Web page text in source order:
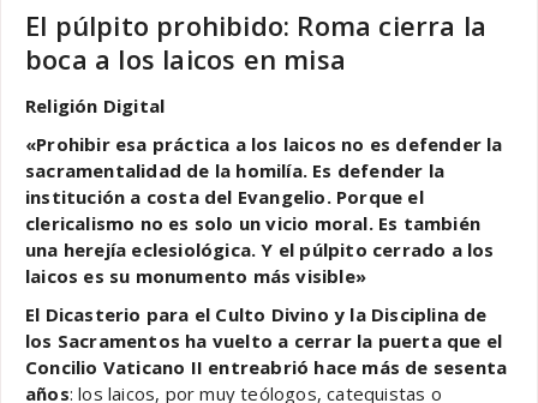
El púlpito prohibido: Roma cierra la
boca a los laicos en misa
Religión Digital
«Prohibir esa práctica a los laicos no es defender la
sacramentalidad de la homilía. Es defender la
institución a costa del Evangelio. Porque el
clericalismo no es solo un vicio moral. Es también
una herejía eclesiológica. Y el púlpito cerrado a los
laicos es su monumento más visible»
El Dicasterio para el Culto Divino y la Disciplina de
los Sacramentos ha vuelto a cerrar la puerta que el
Concilio Vaticano II entreabrió hace más de sesenta
años: los laicos, por muy teólogos, catequistas o